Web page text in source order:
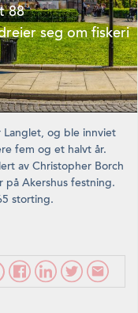
88
seg om fiskeri
og ble in­nviet
fem og et halvt år.
av Christopher Borch
Akershus festning.
storting.